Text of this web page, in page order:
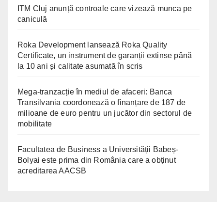
ITM Cluj anunță controale care vizează munca pe
caniculă
Roka Development lansează Roka Quality
Certificate, un instrument de garanții extinse până
la 10 ani și calitate asumată în scris
Mega-tranzacție în mediul de afaceri: Banca
Transilvania coordonează o finanțare de 187 de
milioane de euro pentru un jucător din sectorul de
mobilitate
Facultatea de Business a Universității Babeș-
Bolyai este prima din România care a obținut
acreditarea AACSB